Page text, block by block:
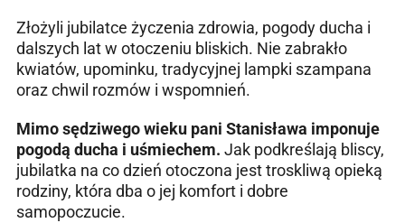
Złożyli jubilatce życzenia zdrowia, pogody ducha i
dalszych lat w otoczeniu bliskich. Nie zabrakło
kwiatów, upominku, tradycyjnej lampki szampana
oraz chwil rozmów i wspomnień.
Mimo sędziwego wieku pani Stanisława imponuje
pogodą ducha i uśmiechem. Jak podkreślają bliscy,
jubilatka na co dzień otoczona jest troskliwą opieką
rodziny, która dba o jej komfort i dobre
samopoczucie.